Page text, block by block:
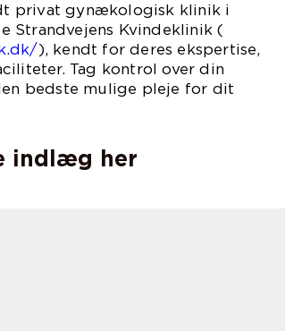
privat gynækologisk klinik i
Strandvejens Kvindeklinik (
), kendt for deres ekspertise,
Tag kontrol over din
bedste mulige pleje for dit
indlæg her